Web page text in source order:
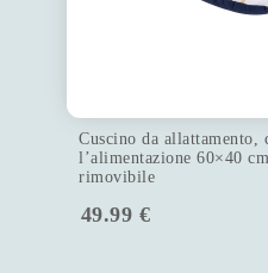
Cuscino da allattamento,
l’alimentazione 60×40
rimovibile
49.99 €